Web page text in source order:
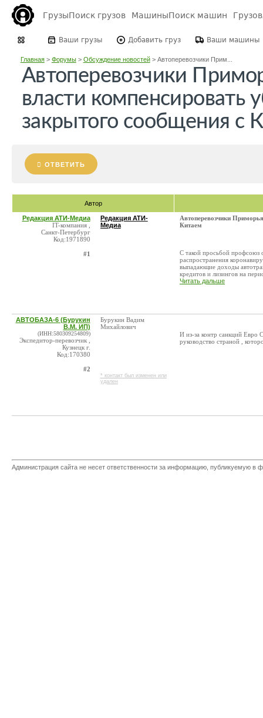
ГрузыПоиск грузов МашиныПоиск машин
Ваши грузы Добавить груз Ваши машины
Главная> Форумы> Обсуждение новостей> Автоперевозчики Прим...
Автоперевозчики
власти компенсировать
закрытого сообщения с
ОТВЕТИТЬ
Автор
Редакция АТИ-Медиа
IT-компания ,
Санкт-Петербург
Код:1971890
#1
Редакция АТИ-
Медиа
Автоперевозчики
Китаем
С такой просьбой профсоюз
распространения
выпадающие доходы
кредитов и лизингов на
Читать дальше
АВТОБАЗА-6 (Бурукин
В.М. ИП)
(ИНН:580309254809)
Экспедитор-перевозчик ,
Кузнецк г.
Код:170380
#2
Бурукин Вадим
Михайлович
* контакт был изменен или
удален
И из-за контр санкций Евро
руководство страной ,
Администрация сайта не несет ответственности за информацию, публикуемую